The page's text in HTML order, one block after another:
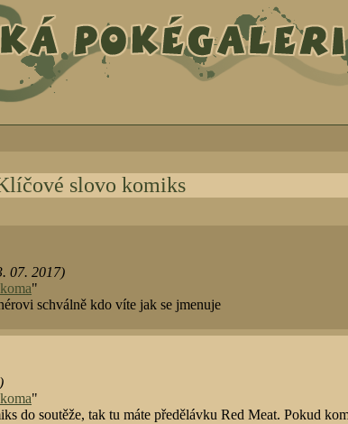
slovo komiks
07. 2017)
"
schválně kdo víte jak se jmenuje
"
do soutěže, tak tu máte předělávku Red Meat. Pokud